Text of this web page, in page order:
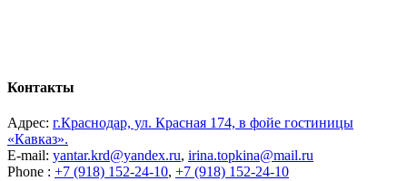
Контакты
Адрес: г.Краснодар, ул. Красная 174, в фойе гостиницы
«Кавказ».
E-mail: yantar.krd@yandex.ru, irina.topkina@mail.ru
Phone : +7 (918) 152-24-10, +7 (918) 152-24-10